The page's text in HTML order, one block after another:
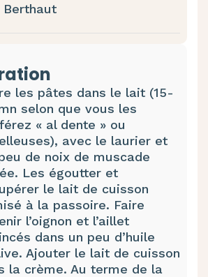
Berthaut
les pâtes dans le lait (15-
selon que vous les
« al dente » ou
avec le laurier et
de noix de muscade
Les égoutter et
le lait de cuisson
à la passoire. Faire
l’oignon et l’aillet
dans un peu d’huile
Ajouter le lait de cuisson
la crème. Au terme de la